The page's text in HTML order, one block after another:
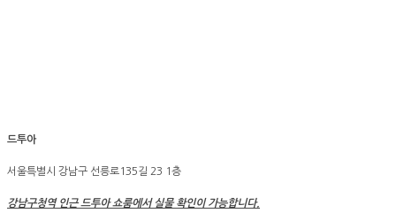
드투아
서울특별시 강남구 선릉로135길 23 1층
강남구청역 인근 드투아 쇼룸에서 실물 확인이 가능합니다.